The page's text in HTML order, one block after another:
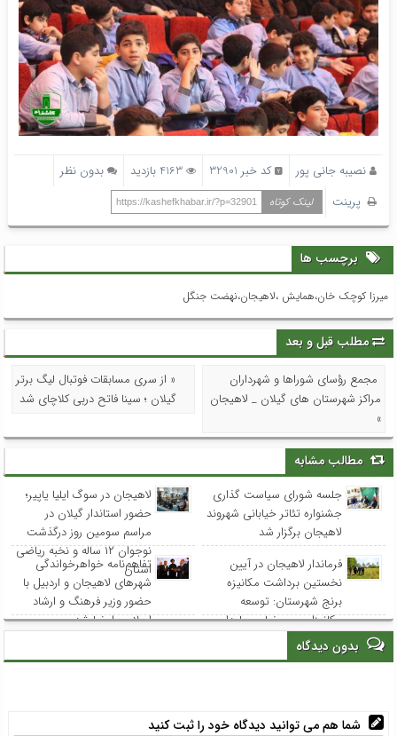
نصیبه جانی پور کد خبر 32901 4163 بازدید
بدون نظر
پرینت
لینک کوتاه https://kashefkhabar.ir/?p=32901
برچسب ها
میرزا کوچک خان،همایش ،لاهیجان،نهضت جنگل
مطلب قبل و بعد
مجمع رؤسای شوراها و شهرداران
مراکز شهرستان های گیلان _ لاهیجان
»
« از سری مسابقات فوتبال لیگ برتر
گیلان ؛ سینا فاتح دربی کلاچای شد
مطالب مشابه
جلسه شورای سیاست گذاری
جشنواره تئاتر خیابانی شهروند
لاهیجان برگزار شد
لاهیجان در سوگ ایلیا یاپیر؛
حضور استاندار گیلان در
مراسم سومین روز درگذشت
نوجوان ۱۲ ساله و نخبه ریاضی
استان
فرماندار لاهیجان در آیین
نخستین برداشت مکانیزه
برنج شهرستان: توسعه
مکانیزاسیون، ضامن پایداری
تولید برنج و حمایت از
کشاورزان است
تفاهم‌نامه خواهرخواندگی
شهرهای لاهیجان و اردبیل با
حضور وزیر فرهنگ و ارشاد
اسلامی امضا شد
بدون دیدگاه
شما هم می توانید دیدگاه خود را ثبت کنید